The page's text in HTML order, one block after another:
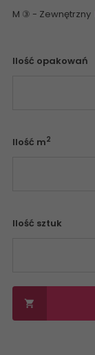
M ③ - Zewnętrzny
Ilość opakowań
Ilość m2
Ilość sztuk
